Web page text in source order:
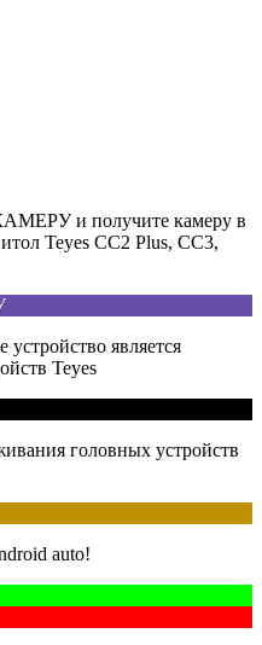
и получите камеру в
Teyes CC2 Plus, CC3,
является
Teyes
головных устройств
auto!